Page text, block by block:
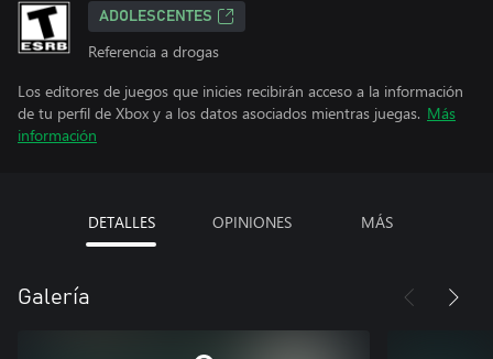
ADOLESCENTES
Referencia a drogas
Los editores de juegos que inicies recibirán acceso a la información
de tu perfil de Xbox y a los datos asociados mientras juegas. Más
información
DETALLES OPINIONES MÁS
Galería